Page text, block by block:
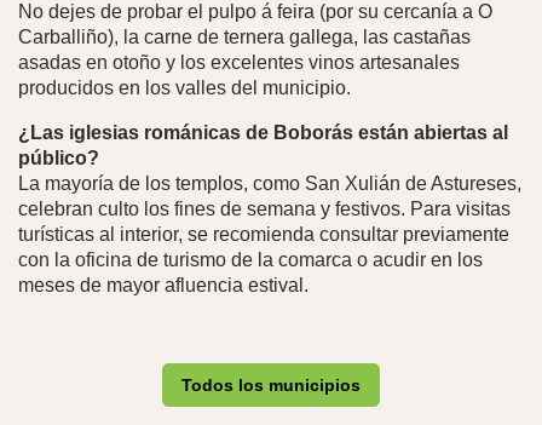
No dejes de probar el pulpo á feira (por su cercanía a O
Carballiño), la carne de ternera gallega, las castañas
asadas en otoño y los excelentes vinos artesanales
producidos en los valles del municipio.
¿Las iglesias románicas de Boborás están abiertas al
público?
La mayoría de los templos, como San Xulián de Astureses,
celebran culto los fines de semana y festivos. Para visitas
turísticas al interior, se recomienda consultar previamente
con la oficina de turismo de la comarca o acudir en los
meses de mayor afluencia estival.
Todos los municipios